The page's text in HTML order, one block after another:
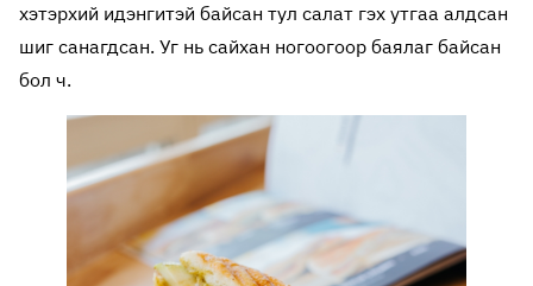
хэтэрхий идэнгитэй байсан тул салат гэх утгаа алдсан
шиг санагдсан. Уг нь сайхан ногоогоор баялаг байсан
бол ч.